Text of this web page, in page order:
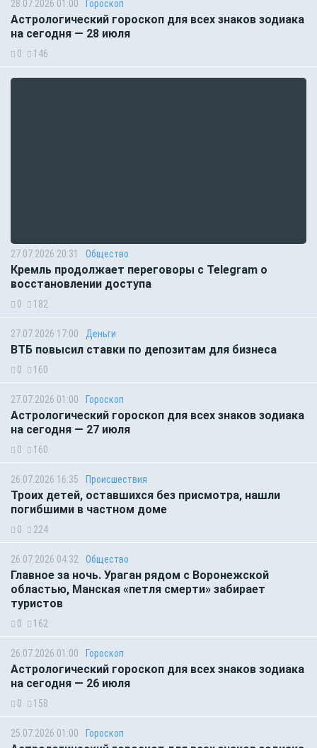
28.07.2026 01:00 Гороскоп
Астрологический гороскоп для всех знаков зодиака
на сегодня — 28 июля
0 146
27.07.2026 20:31 Общество
Кремль продолжает переговоры с Telegram о
восстановлении доступа
0 182
27.07.2026 17:00 Деньги
ВТБ повысил ставки по депозитам для бизнеса
0 160
27.07.2026 01:00 Гороскоп
Астрологический гороскоп для всех знаков зодиака
на сегодня — 27 июля
0 160
26.07.2026 16:35 Происшествия
Троих детей, оставшихся без присмотра, нашли
погибшими в частном доме
0 224
26.07.2026 04:32 Общество
Главное за ночь. Ураган рядом с Воронежской
областью, Манская «петля смерти» забирает
туристов
0 162
26.07.2026 01:00 Гороскоп
Астрологический гороскоп для всех знаков зодиака
на сегодня — 26 июля
0 158
25.07.2026 01:00 Гороскоп